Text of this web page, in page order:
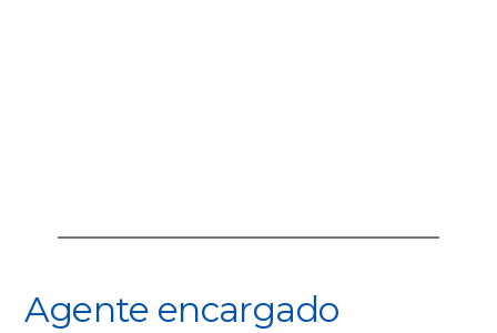
Agente encargado